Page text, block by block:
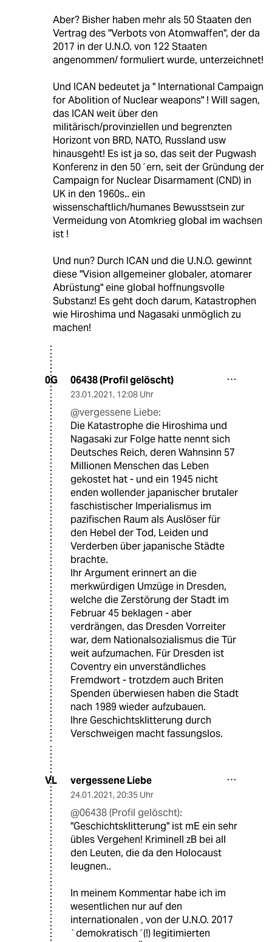
Aber? Bisher haben mehr als 50 Staaten den
Vertrag des "Verbots von Atomwaffen", der da
2017 in der U.N.O. von 122 Staaten
angenommen/ formuliert wurde, unterzeichnet!
Und ICAN bedeutet ja " International Campaign
for Abolition of Nuclear weapons" ! Will sagen,
das ICAN weit über den
militärisch/provinziellen und begrenzten
Horizont von BRD, NATO, Russland usw
hinausgeht! Es ist ja so, das seit der Pugwash
Konferenz in den 50´ern, seit der Gründung der
Campaign for Nuclear Disarmament (CND) in
UK in den 1960s.. ein
wissenschaftlich/humanes Bewusstsein zur
Vermeidung von Atomkrieg global im wachsen
ist !
Und nun? Durch ICAN und die U.N.O. gewinnt
diese "Vision allgemeiner globaler, atomarer
Abrüstung" eine global hoffnungsvolle
Substanz! Es geht doch darum, Katastrophen
wie Hiroshima und Nagasaki unmöglich zu
machen!
0G 06438 (Profil gelöscht)
23.01.2021, 12:08 Uhr
@vergessene Liebe:
Die Katastrophe die Hiroshima und
Nagasaki zur Folge hatte nennt sich
Deutsches Reich, deren Wahnsinn 57
Millionen Menschen das Leben
gekostet hat - und ein 1945 nicht
enden wollender japanischer brutaler
faschistischer Imperialismus im
pazifischen Raum als Auslöser für
den Hebel der Tod, Leiden und
Verderben über japanische Städte
brachte.
Ihr Argument erinnert an die
merkwürdigen Umzüge in Dresden,
welche die Zerstörung der Stadt im
Februar 45 beklagen - aber
verdrängen, das Dresden Vorreiter
war, dem Nationalsozialismus die Tür
weit aufzumachen. Für Dresden ist
Coventry ein unverständliches
Fremdwort - trotzdem auch Briten
Spenden überwiesen haben die Stadt
nach 1989 wieder aufzubauen.
Ihre Geschichtsklitterung durch
Verschweigen macht fassungslos.
VL vergessene Liebe
24.01.2021, 20:35 Uhr
@06438 (Profil gelöscht):
"Geschichtsklitterung" ist mE ein sehr
übles Vergehen! Kriminell zB bei all
den Leuten, die da den Holocaust
leugnen..
In meinem Kommentar habe ich im
wesentlichen nur auf den
internationalen , von der U.N.O. 2017
`demokratisch´(!) legitimierten